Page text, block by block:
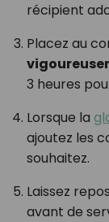
récipient
Placez au
3 heures
Lorsque la
ajoutez les
souhaitez.
Laissez
avant de